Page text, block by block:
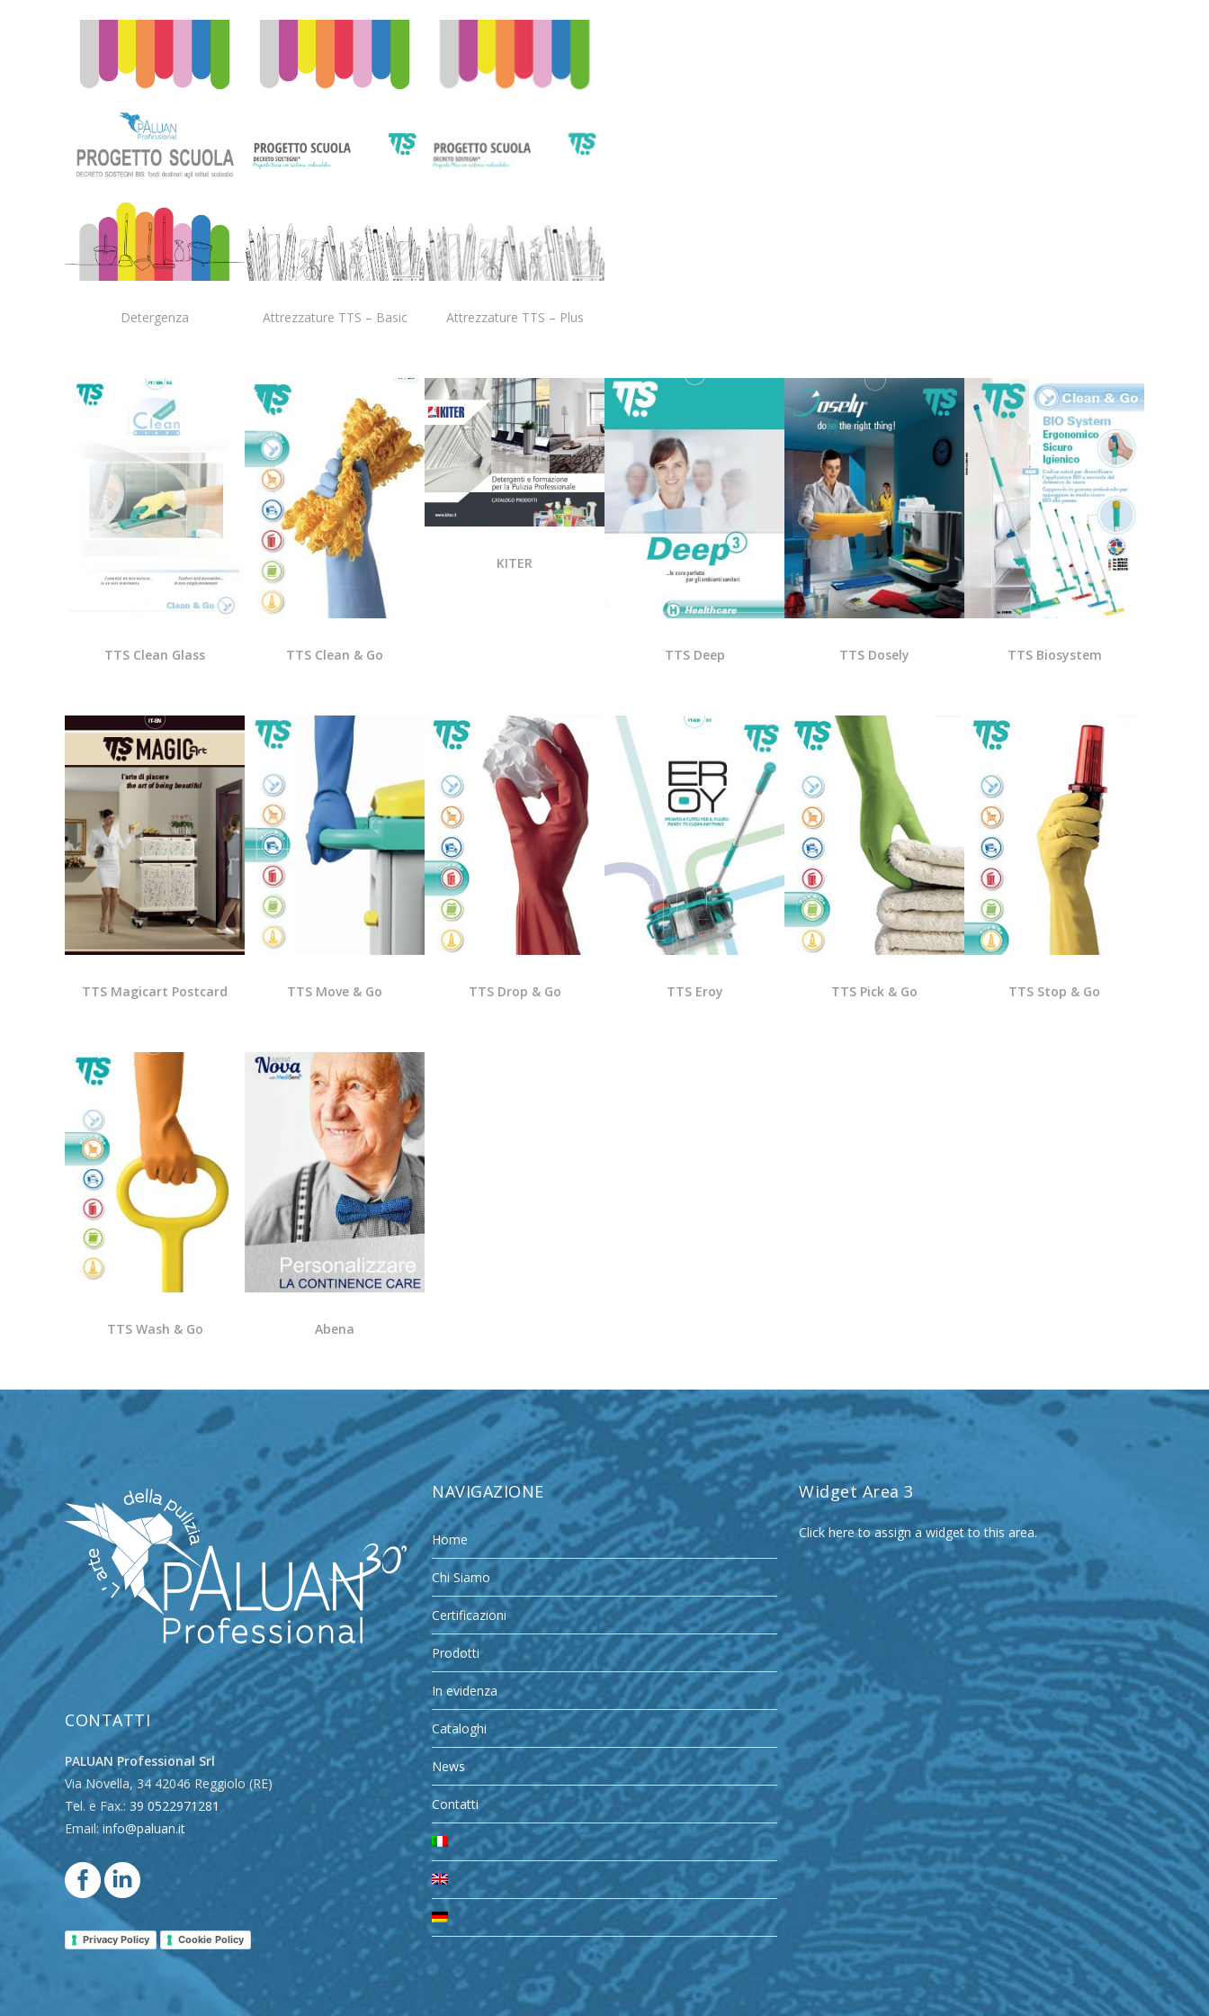
Detergenza Attrezzature TTS – Basic Attrezzature TTS – Plus
TTS Clean Glass TTS Clean & Go
KITER
TTS Deep TTS Dosely TTS Biosystem
TTS Magicart Postcard TTS Move & Go TTS Drop & Go TTS Eroy TTS Pick & Go TTS Stop & Go
TTS Wash & Go Abena
CONTATTI
PALUAN Professional Srl
Via Novella, 34 42046 Reggiolo (RE)
Tel. e Fax.: 39 0522971281
Email:info@paluan.it
Privacy Policy Cookie Policy
NAVIGAZIONE
Home
Chi Siamo
Certificazioni
Prodotti
In evidenza
Cataloghi
News
Contatti
Widget Area 3
Click here to assign a widget to this area.